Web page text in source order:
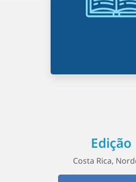
Edição
Costa Rica,